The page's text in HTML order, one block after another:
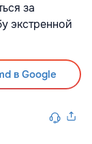
за
экстренной
в Google